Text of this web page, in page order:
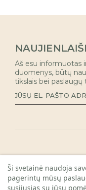
Aš esu informuotas
duomenys, būtų
tikslais bei paslaugų
KAUNO
Ši svetainė naudoja
pagerintų mūsų
susijusias su jūsų